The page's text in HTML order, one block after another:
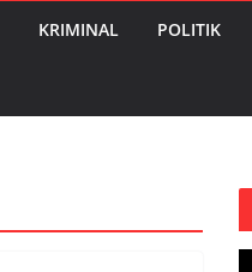
KRIMINAL POLITIK